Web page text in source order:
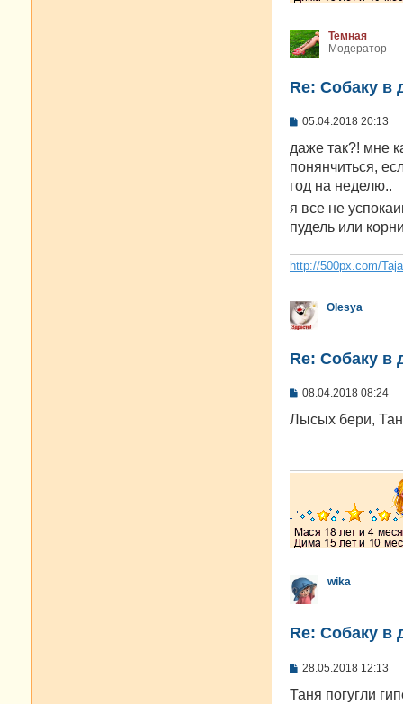
Темная
Модератор
Re: Собаку в
С
о
щ
е
н
и
е
05.04.2018 20:13
даже так?! мне
понянчиться,
год на неделю..
я все не
пудель или
http://500px.com/
Olesya
Re: Собаку в
С
о
н
08.04.2018 08:24
Лысых бери,
wika
Re: Собаку в
С
о
28.05.2018 12:13
Таня погугли